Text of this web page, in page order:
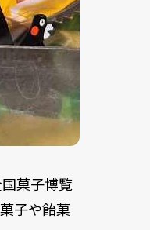
菓子博覧
子や飴菓